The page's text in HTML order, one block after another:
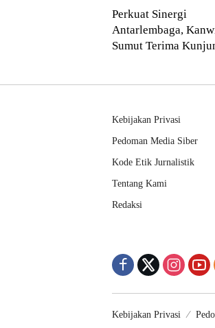
Layanan Pertanahan
Perkuat Sinergi
Antarlembaga,
Sumut Terima
Kebijakan Privasi
Pedoman Media Siber
Kode Etik Jurnalistik
Tentang Kami
Redaksi
Kebijakan Privasi